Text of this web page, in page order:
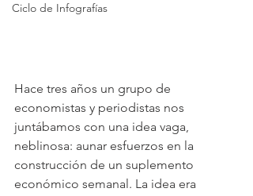
Ciclo de Infografías
Hace tres años un grupo de
economistas y periodistas nos
juntábamos con una idea vaga,
neblinosa: aunar esfuerzos en la
construcción de un suplemento
económico semanal. La idea era